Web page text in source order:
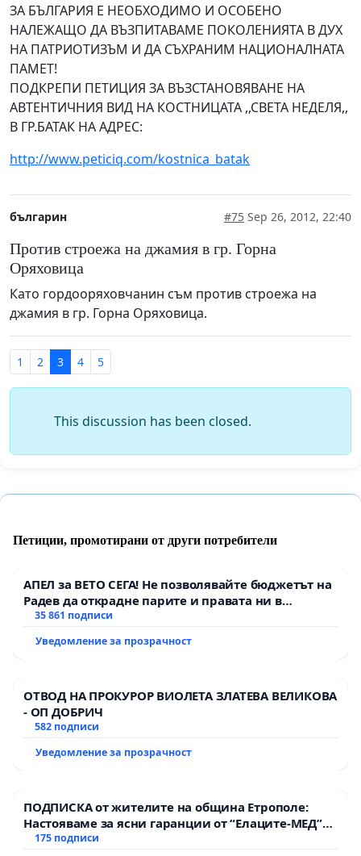
ЗА БЪЛГАРИЯ Е НЕОБХОДИМО И ОСОБЕНО
НАЛЕЖАЩО ДА ВЪЗПИТАВАМЕ ПОКОЛЕНИЯТА В ДУХ
НА ПАТРИОТИЗЪМ И ДА СЪХРАНИМ НАЦИОНАЛНАТА
ПАМЕТ!
ПОДКРЕПИ ПЕТИЦИЯ ЗА ВЪЗСТАНОВЯВАНЕ НА
АВТЕНТИЧНИЯ ВИД НА КОСТНИЦАТА ,,СВЕТА НЕДЕЛЯ,,
В ГР.БАТАК НА АДРЕС:
http://www.peticiq.com/kostnica_batak
българин #75 Sep 26, 2012, 22:40
Против строежа на джамия в гр. Горна
Оряховица
Като гордооряховчанин съм против строежа на
джамия в гр. Горна Оряховица.
1 2 3 4 5
This discussion has been closed.
Петиции, промотирани от други потребители
АПЕЛ за ВЕТО СЕГА! Не позволявайте бюджетът на
Радев да открадне парите и правата ни в
тъмното
35 861 подписи
Уведомление за прозрачност
ОТВОД НА ПРОКУРОР ВИОЛЕТА ЗЛАТЕВА ВЕЛИКОВА
- ОП ДОБРИЧ
582 подписи
Уведомление за прозрачност
ПОДПИСКА от жителите на община Етрополе:
Настояваме за ясни гаранции от “Елаците-МЕД”
АД и от държавата, че ще се изпълнят всички
175 подписи